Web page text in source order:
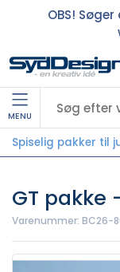
OBS!
MENU
Spiselig pakker til
GT pakke
Varenummer: BC26-